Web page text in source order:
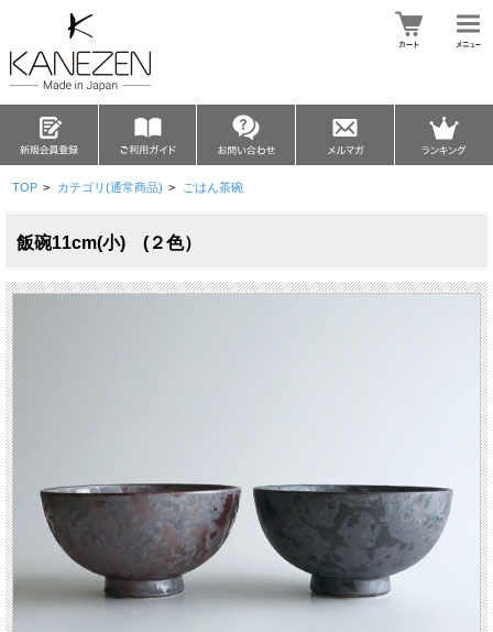
TOP > カテゴリ(通常商品) > ごはん茶碗
飯碗11cm(小) (２色）